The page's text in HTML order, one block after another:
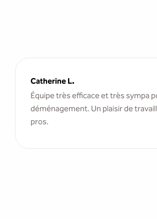
Catherine L.
Équipe très efficace et très sympa
déménagement. Un plaisir de
pros.